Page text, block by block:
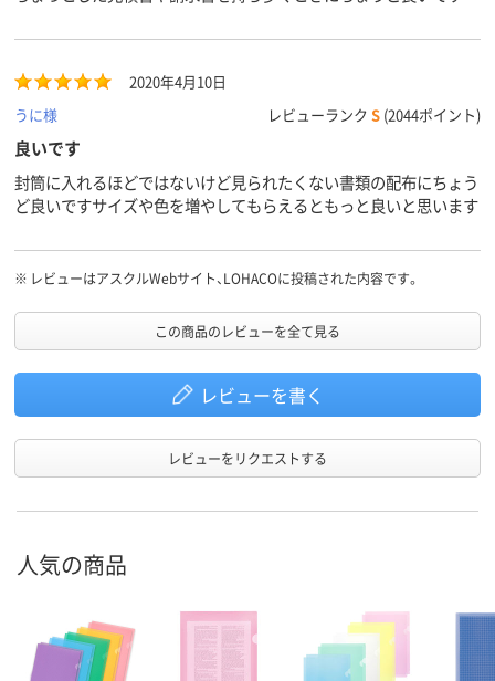
2020年4月10日
うに様
レビューランク S (2044ポイント)
良いです
封筒に入れるほどではないけど見られたくない書類の配布にちょう
ど良いですサイズや色を増やしてもらえるともっと良いと思います
※ レビューはアスクルWebサイト、LOHACOに投稿された内容です。
この商品のレビューを全て見る
レビューを書く
レビューをリクエストする
人気の商品